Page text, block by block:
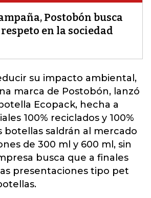
Postobón busca
en la sociedad
su impacto ambiental,
marca de Postobón, lanzó
Ecopack, hecha a
100% reciclados y 100%
botellas saldrán al mercado
de 300 ml y 600 ml, sin
busca que a finales
presentaciones tipo pet